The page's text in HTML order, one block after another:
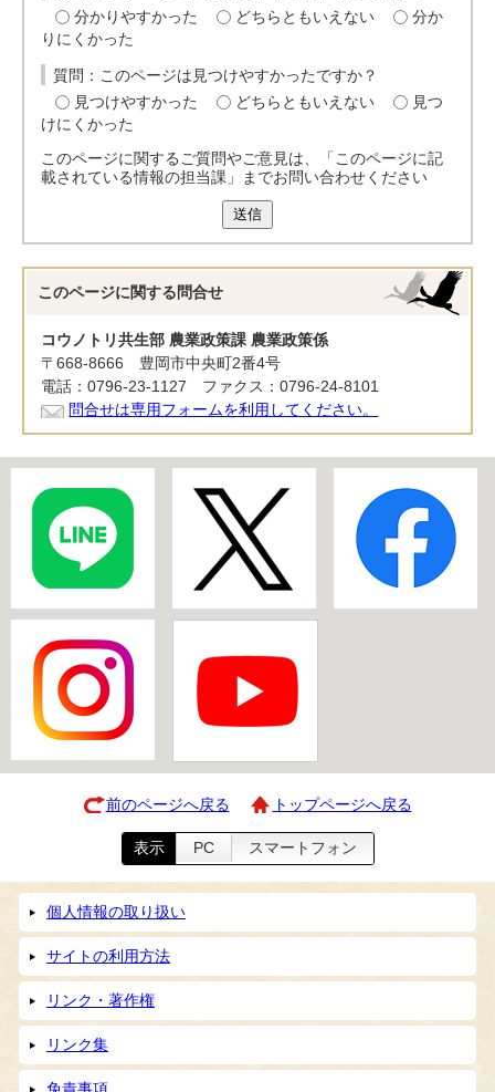
分かりやすかった
どちらともいえない
分か
りにくかった
質問：このページは見つけやすかったですか？
見つけやすかった
どちらともいえない
見つ
けにくかった
このページに関するご質問やご意見は、「このページに記
載されている情報の担当課」までお問い合わせください
送信
このページに関する 問合せ
コウノトリ共生部 農業政策課 農業政策係
〒668-8666 豊岡市中央町2番4号
電話：0796-23-1127 ファクス：0796-24-8101
問合せは専用フォームを利用してください。
前のページへ戻る トップページへ戻る
表示 PC スマートフォン
個人情報の取り扱い
サイトの利用方法
リンク・著作権
リンク集